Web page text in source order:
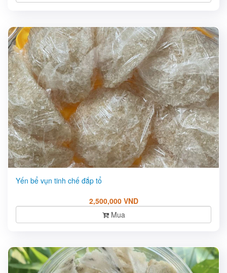
Yến bể vụn tinh chế đắp tổ
2,500,000 VND
Mua